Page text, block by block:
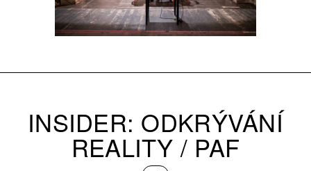
PARTNEŘI
ENGLISH
INSIDER: ODKRÝVÁNÍ
REALITY / PAF